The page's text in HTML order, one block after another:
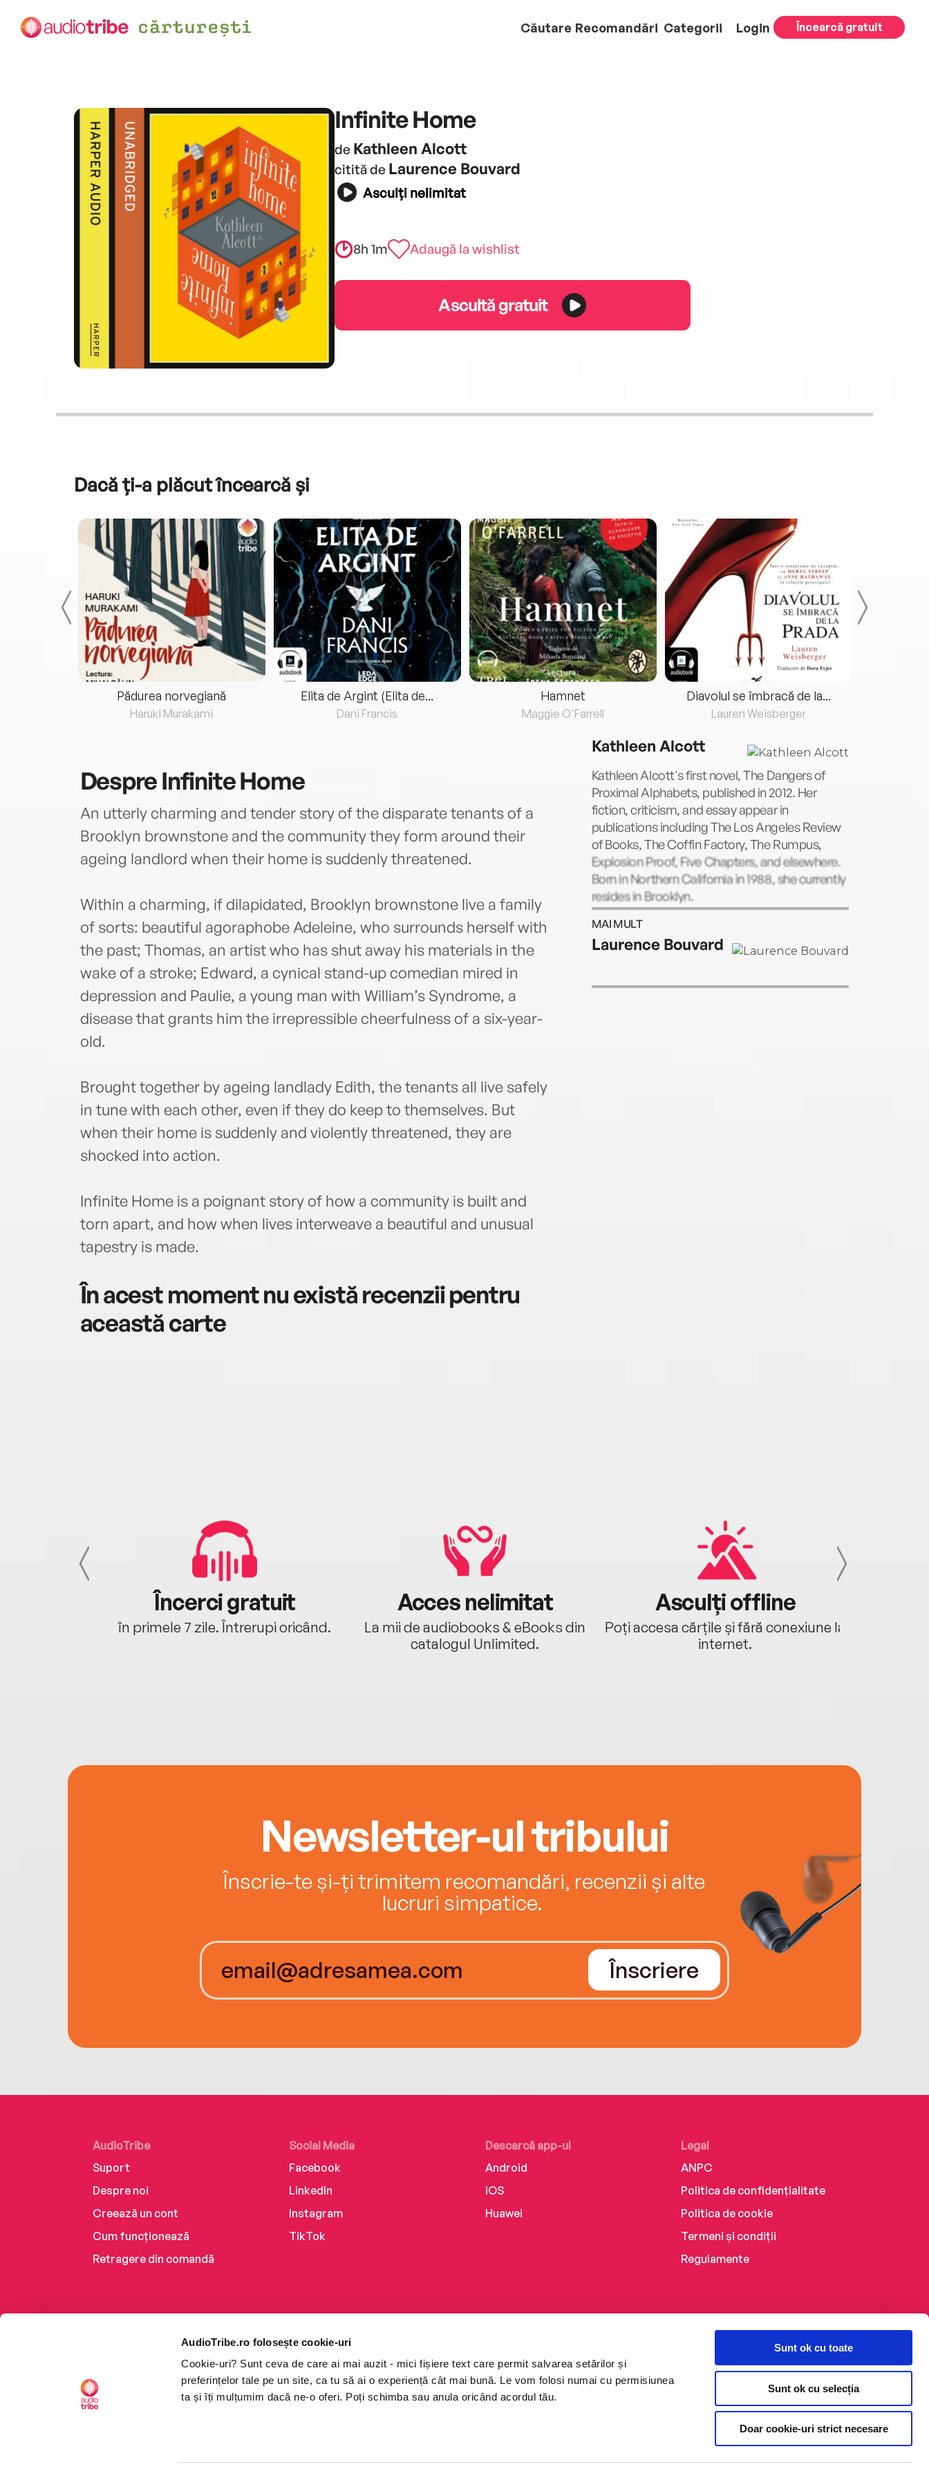
AudioTribe.ro folosește cookie-uri
Cookie-uri? Sunt ceva de care ai mai auzit - mici fișiere text care permit salvarea setărilor și
preferințelor tale pe un site, ca tu să ai o experiență cât mai bună. Le vom folosi numai cu permisiunea
ta și îți mulțumim dacă ne-o oferi. Poți schimba sau anula oricând acordul tău.
Sunt ok cu toate
Sunt ok cu selecția
Doar cookie-uri strict necesare
Căutare Recomandări Categorii Login Încearcă gratuit
Infinite Home
de Kathleen Alcott
citită de Laurence Bouvard
Asculți nelimitat
8h 1m Adaugă la wishlist
Ascultă gratuit
Dacă ți-a plăcut încearcă și
Pădurea norvegiană
Haruki Murakami
Elita de Argint (Elita de...
Dani Francis
Hamnet
Maggie O'Farrell
Diavolul se îmbracă de la...
Lauren Weisberger
DespreInfinite Home
An utterly charming and tender story of the disparate tenants of a
Brooklyn brownstone and the community they form around their
ageing landlord when their home is suddenly threatened.
Within a charming, if dilapidated, Brooklyn brownstone live a family
of sorts: beautiful agoraphobe Adeleine, who surrounds herself with
the past; Thomas, an artist who has shut away his materials in the
wake of a stroke; Edward, a cynical stand-up comedian mired in
depression and Paulie, a young man with William’s Syndrome, a
disease that grants him the irrepressible cheerfulness of a six-year-
old.
Brought together by ageing landlady Edith, the tenants all live safely
in tune with each other, even if they do keep to themselves. But
when their home is suddenly and violently threatened, they are
shocked into action.
Infinite Home is a poignant story of how a community is built and
torn apart, and how when lives interweave a beautiful and unusual
tapestry is made.
În acest moment nu există recenzii pentru
această carte
Kathleen Alcott
Kathleen Alcott's first novel, The Dangers of
Proximal Alphabets, published in 2012. Her
fiction, criticism, and essay appear in
publications including The Los Angeles Review
of Books, The Coffin Factory, The Rumpus,
Explosion Proof, Five Chapters, and elsewhere.
Born in Northern California in 1988, she currently
resides in Brooklyn.
MAI MULT
Laurence Bouvard
Încerci gratuit
în primele 7 zile. Întrerupi oricând.
Acces nelimitat
La mii de audiobooks & eBooks din
catalogul Unlimited.
Asculți offline
Poți accesa cărțile și fără conexiune la
internet.
Newsletter-ul tribului
Înscrie-te și-ți trimitem recomandări, recenzii și alte
lucruri simpatice.
Înscriere
AudioTribe
Suport
Despre noi
Creează un cont
Cum funcționează
Retragere din comandă
Social Media
Facebook
LinkedIn
Instagram
TikTok
Descarcă app-ul
Android
iOS
Huawei
Legal
ANPC
Politica de confidențialitate
Politica de cookie
Termeni și condiții
Regulamente